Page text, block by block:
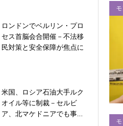
ロンドンでベルリン・プロ
セス首脳会合開催－不法移
民対策と安全保障が焦点に
米国、ロシア石油大手ルク
オイル等に制裁－セルビ
ア、北マケドニアでも事...